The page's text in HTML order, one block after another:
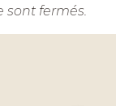
sont fermés.